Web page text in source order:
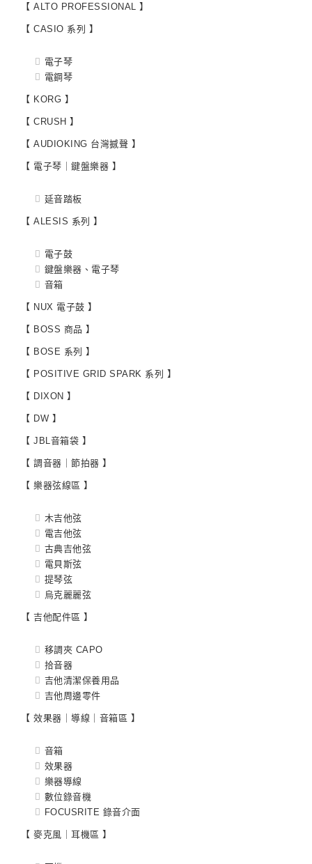
【 ALTO PROFESSIONAL 】
【 CASIO 系列 】
電子琴
電鋼琴
【 KORG 】
【 CRUSH 】
【 AUDIOKING 台灣撼聲 】
【 電子琴｜鍵盤樂器 】
延音踏板
【 ALESIS 系列 】
電子鼓
鍵盤樂器、電子琴
音箱
【 NUX 電子鼓 】
【 BOSS 商品 】
【 BOSE 系列 】
【 POSITIVE GRID SPARK 系列 】
【 DIXON 】
【 DW 】
【 JBL音箱袋 】
【 調音器｜節拍器 】
【 樂器弦線區 】
木吉他弦
電吉他弦
古典吉他弦
電貝斯弦
提琴弦
烏克麗麗弦
【 吉他配件區 】
移調夾 CAPO
拾音器
吉他清潔保養用品
吉他周邊零件
【 效果器｜導線｜音箱區 】
音箱
效果器
樂器導線
數位錄音機
FOCUSRITE 錄音介面
【 麥克風｜耳機區 】